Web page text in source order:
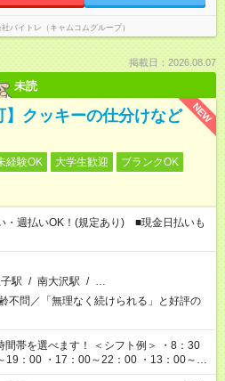
バイトレ（キャムコムグループ）
掲載日：2026.08.07
未読
NEW
】クッキーの仕分けなど
経験OK 大学生歓迎
ブランクOK
週払いOK！(規定あり) ■現金日払いも
駅 / 南大沢駅 / …
不問／「無理なく続けられる」と好評の
19：00 ・17：00～22：00 ・13：00～
6：00 など